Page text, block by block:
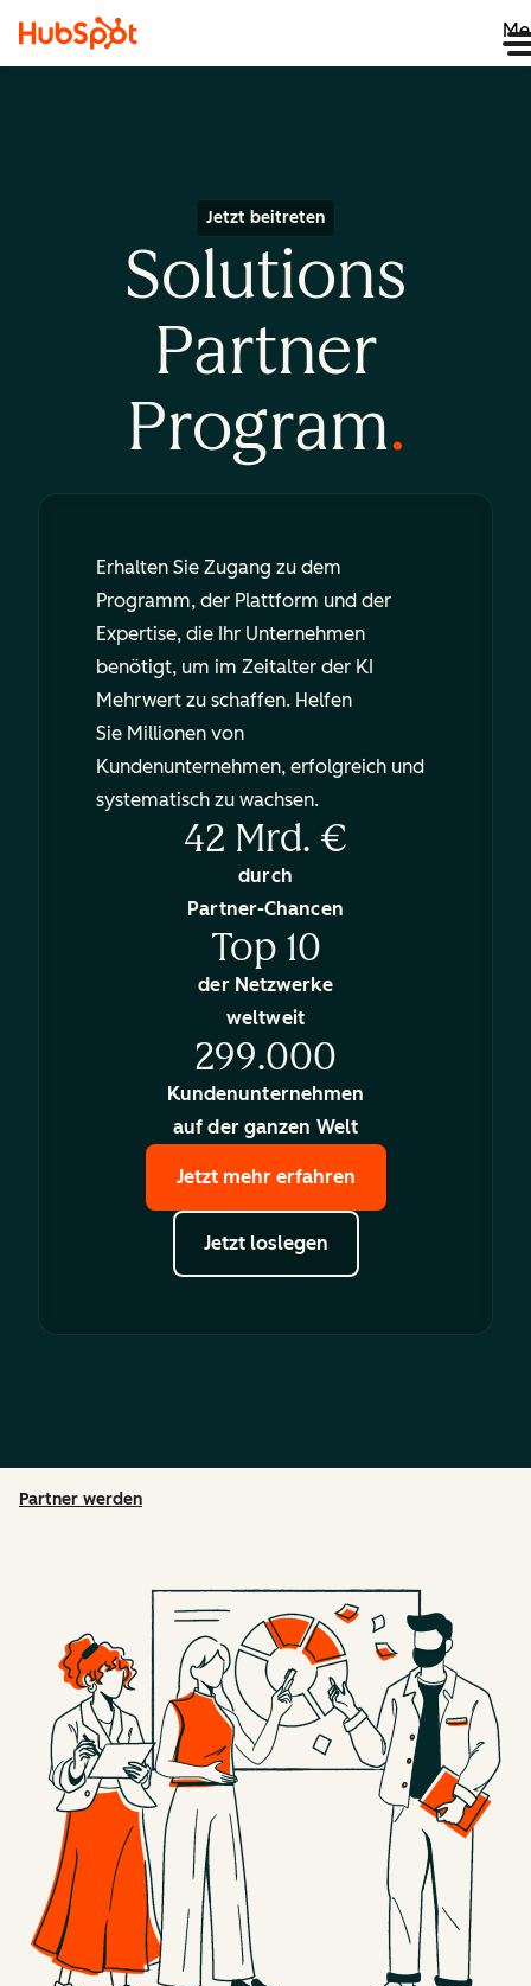
Jetzt beitreten
Solutions
Partner
Program
Erhalten Sie Zugang zu dem
Programm, der Plattform und der
Expertise, die Ihr Unternehmen
benötigt, um im Zeitalter der KI
Mehrwert zu schaffen. Helfen
Sie Millionen von
Kundenunternehmen, erfolgreich und
systematisch zu wachsen.
42 Mrd. €
durch
Partner-Chancen
Top 10
der Netzwerke
weltweit
299.000
Kundenunternehmen
auf der ganzen Welt
Jetzt mehr erfahren
Jetzt loslegen
Partner werden